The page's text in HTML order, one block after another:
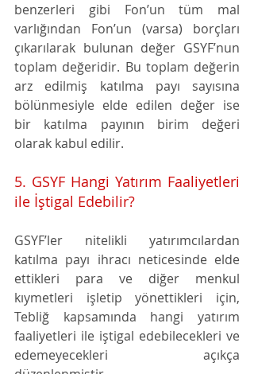
benzerleri gibi Fon’un tüm mal
varlığından Fon’un (varsa) borçları
çıkarılarak bulunan değer GSYF’nun
toplam değeridir. Bu toplam değerin
arz edilmiş katılma payı sayısına
bölünmesiyle elde edilen değer ise
bir katılma payının birim değeri
olarak kabul edilir.
5. GSYF Hangi Yatırım Faaliyetleri
ile İştigal Edebilir?
GSYF’ler nitelikli yatırımcılardan
katılma payı ihracı neticesinde elde
ettikleri para ve diğer menkul
kıymetleri işletip yönettikleri için,
Tebliğ kapsamında hangi yatırım
faaliyetleri ile iştigal edebilecekleri ve
edemeyecekleri açıkça